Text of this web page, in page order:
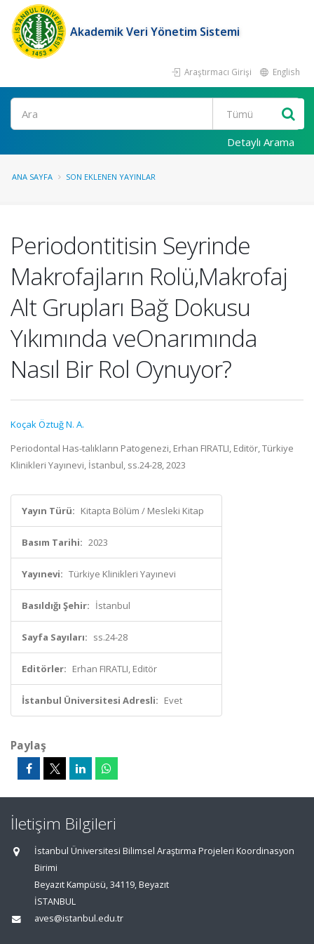
Akademik Veri Yönetim Sistemi
Araştırmacı Girişi English
Ara
Detaylı Arama
ANA SAYFA SON EKLENEN YAYINLAR
Periodontitisin Seyrinde
Makrofajların Rolü,Makrofaj
Alt Grupları Bağ Dokusu
Yıkımında veOnarımında
Nasıl Bir Rol Oynuyor?
Koçak Öztuğ N. A.
Periodontal Has-talıkların Patogenezi, Erhan FIRATLI, Editör, Türkiye
Klinikleri Yayınevi, İstanbul, ss.24-28, 2023
Yayın Türü: Kitapta Bölüm / Mesleki Kitap
Basım Tarihi: 2023
Yayınevi: Türkiye Klinikleri Yayınevi
Basıldığı Şehir: İstanbul
Sayfa Sayıları: ss.24-28
Editörler: Erhan FIRATLI, Editör
İstanbul Üniversitesi Adresli: Evet
Paylaş
İletişim Bilgileri
İstanbul Üniversitesi Bilimsel Araştırma Projeleri Koordinasyon
Birimi
Beyazıt Kampüsü, 34119, Beyazıt
İSTANBUL
aves@istanbul.edu.tr